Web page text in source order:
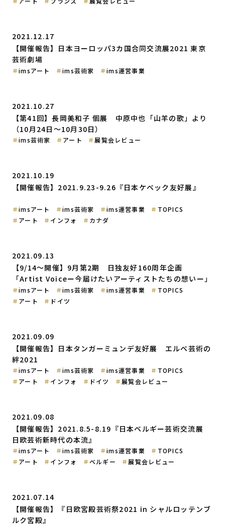
2021.12.17
【開催報告】日本ヨーロッパ3カ国合同交流展2021 東京
芸術劇場
imsアート ims芸術家 ims運営事業
2021.10.27
【第41回】長岡美和子 個展 中原中也「山羊の歌」より
（10月24日〜10月30日）
ims芸術家 アート 展覧会レビュー
2021.10.19
【開催報告】2021.9.23-9.26『日本ケベック友好展』
imsアート ims芸術家 ims運営事業
TOPICS
アート
インフォ カナダ
2021.09.13
【9/14〜開催】9月第2期 日独友好160周年企画
「Artist Voiceー今届けたいアーティストたちの想いー」
imsアート ims芸術家 ims運営事業
TOPICS
アート
ドイツ
2021.09.09
【開催報告】日本タンガーミュンデ友好展 エルベ芸術の
絆2021
imsアート ims芸術家 ims運営事業
TOPICS
アート
インフォ ドイツ 展覧会レビュー
2021.09.08
【開催報告】2021.8.5-8.19『日本ベルギー芸術交流展
日欧芸術新時代の本流』
imsアート ims芸術家 ims運営事業
TOPICS
アート
インフォ ベルギー 展覧会レビュー
2021.07.14
【開催報告】『日欧宮殿芸術祭2021 in シャルロッテンブ
ルク宮殿』